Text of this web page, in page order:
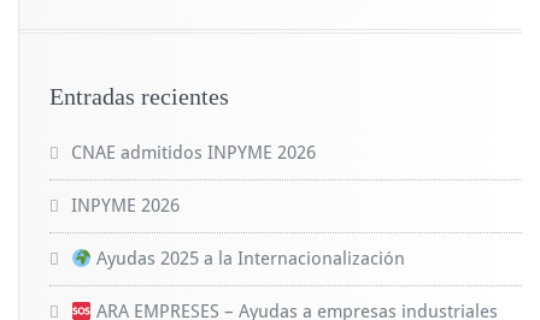
Entradas recientes
CNAE admitidos INPYME 2026
INPYME 2026
Ayudas 2025 a la Internacionalización
ARA EMPRESES – Ayudas a empresas industriales